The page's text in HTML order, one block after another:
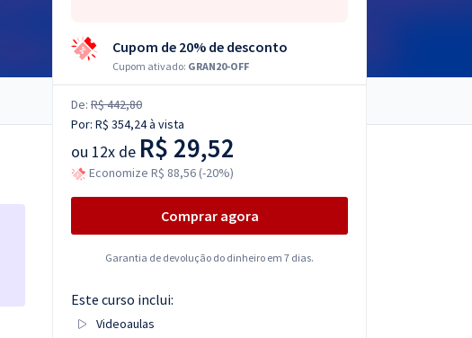
Cupom de 20% de desconto
Cupom ativado: GRAN20-OFF
De: R$ 442,80
Por: R$ 354,24à vista
ou 12x de R$ 29,52
Economize R$ 88,56 (-20%)
Comprar agora
Garantia de devolução do dinheiro em 7 dias.
Este curso inclui:
Videoaulas